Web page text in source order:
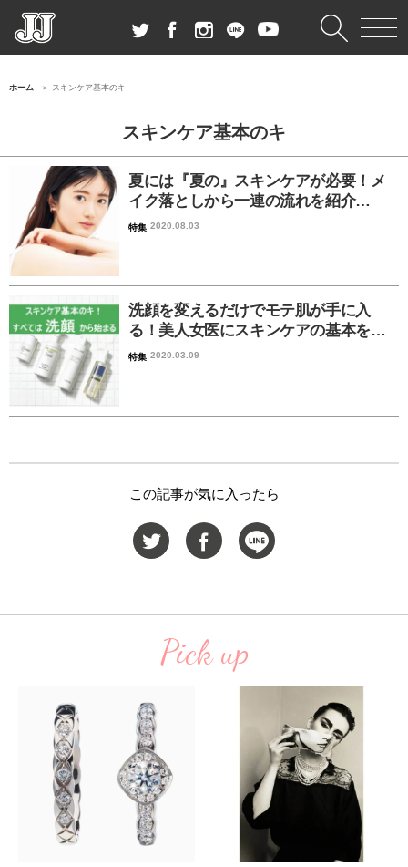
ホーム スキンケア基本のキ
スキンケア基本のキ
夏には『夏の』スキンケアが必要！メ
イク落としから一連の流れを紹介…
特集 2020.08.03
洗顔を変えるだけでモテ肌が手に入
る！美人女医にスキンケアの基本を…
特集 2020.03.09
この記事が気に入ったら
Pick up